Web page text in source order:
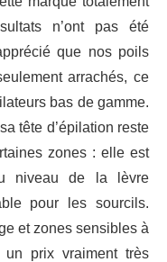
n’ont pas été
que nos poils
arrachés, ce
bas de gamme.
tête d’épilation reste
zones : elle est
niveau de la lèvre
pour les sourcils.
et zones sensibles à
un prix vraiment très